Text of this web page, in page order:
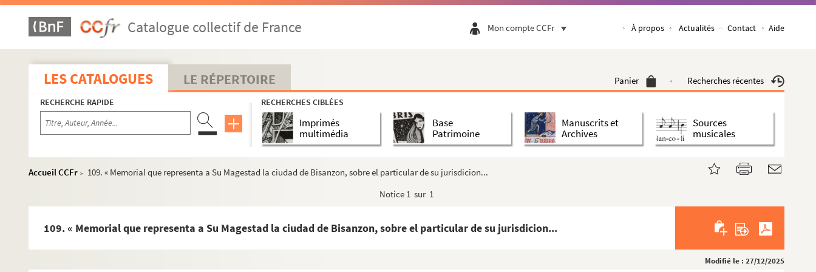
Catalogue collectif de France Mon compte CCFr À propos Actualités Contact Aide
LES CATALOGUES LE RÉPERTOIRE Panier Recherches récentes
RECHERCHE RAPIDE RECHERCHES CIBLÉES
Imprimés
multimédia
Base
Patrimoine
Manuscrits et
Archives
Sources
musicales
Accueil CCFr >
109. « Memorial que representa a Su Magestad la ciudad de Bisanzon, sobre el particular de su jurisdicion...
Notice 1 sur 1
109. « Memorial que representa a Su Magestad la ciudad de Bisanzon, sobre el particular de su jurisdicion...
Modifié le : 27/12/2025
Fol. 2 vo. Prétentions de Robert d'Artois sur la possession du comté de ce nom
Fol. 4 vo. Divers actes des rois de France pour la réunion à leur domaine du duché de Bourgogne et de la Franch...
Fol. 18. Différends du duc de Bourgogne avec les ducs de Saxe et le roi de Hongrie, quant à la seigneurie du ...
Fol. 28. Pouvoirs politiques donnés à sa sœur la duchesse de Parme, gouvernante des Pays-Bas, par le roi d'Es...
Fol. 30. « Capitulo de la instruçion que dio el emperador Carlos V a su hijo Philippo II quando passo à Fland...
Fol. 31. Mémoire sur les motifs d'espérance de paix donnés par l'avènement d'Alexandre VII au souverain ponti...
Fol. 39. Mémoire de Jean d'Auffay pour établir les droits de Marie de Bourgogne à la pleine succession de son...
Fol. 72. Pièces et extraits concernant la donation du duché de Bourgogne à Philippe le Hardi
Fol. 143. Supplément au mémoire de Pierre-François Henry